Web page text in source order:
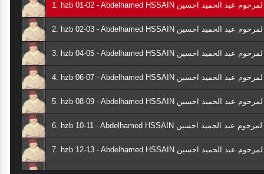
sanctions administratives ciblant des
institutions musulmanes : le CFCM
alerte sur les risques et préjudices
6 juillet 2025
1. hzb 01-02 - Abdelhamed HSSAIN لمرحوم عبد الحميد احسين
2. hzb 02-03 - Abdelhamed HSSAIN لمرحوم عبد الحميد احسين
3. hzb 04-05 - Abdelhamed HSSAIN لمرحوم عبد الحميد احسين
4. hzb 06-07 - Abdelhamed HSSAIN لمرحوم عبد الحميد احسين
5. hzb 08-09 - Abdelhamed HSSAIN لمرحوم عبد الحميد احسين
6. hzb 10-11 - Abdelhamed HSSAIN لمرحوم عبد الحميد احسين
7. hzb 12-13 - Abdelhamed HSSAIN لمرحوم عبد الحميد احسين